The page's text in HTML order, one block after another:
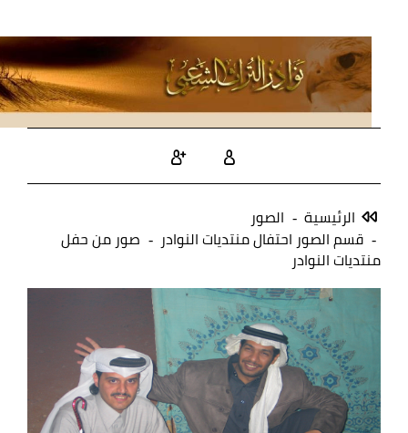
الرئيسية
الصور
قسم الصور احتفال منتديات النوادر
صور من حفل
منتديات النوادر